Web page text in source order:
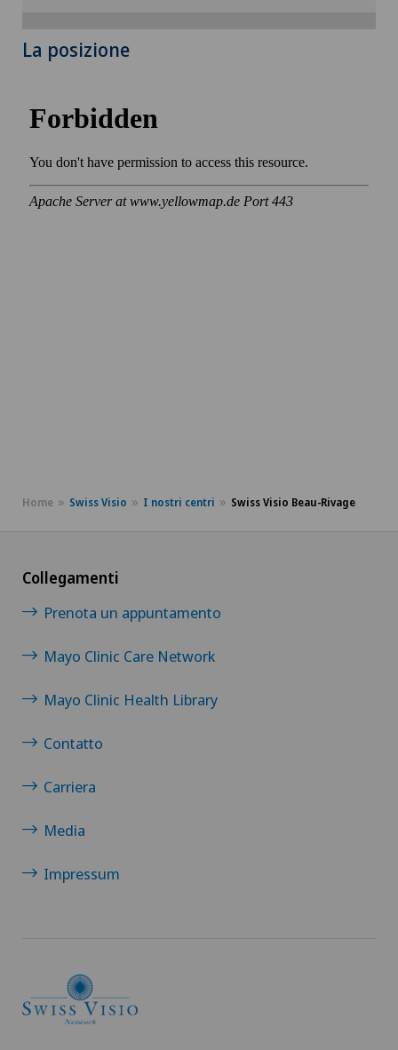
La posizione
Home Swiss Visio I nostri centri Swiss Visio Beau-Rivage
Collegamenti
Prenota un appuntamento
Mayo Clinic Care Network
Mayo Clinic Health Library
Contatto
Carriera
Media
Impressum